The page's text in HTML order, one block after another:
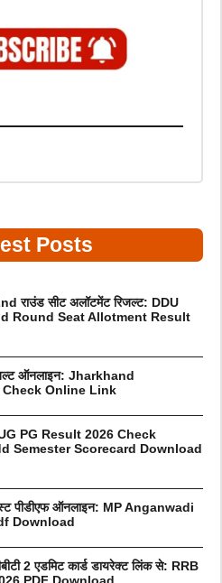
Posts
राउंड सीट अलॉटमेंट रिजल्ट: DDU
Round Seat Allotment Result
ऑनलाइन: Jharkhand
Online Link
PG Result 2026 Check
Semester Scorecard Download
पीडीएफ ऑनलाइन: MP Anganwadi
Download
2 एडमिट कार्ड डायरेक्ट लिंक से: RRB